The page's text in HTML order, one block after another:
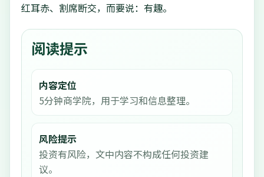
红耳赤、割席断交，而要说：有趣。
阅读提示
内容定位
5分钟商学院，用于学习和信息整理。
风险提示
投资有风险，文中内容不构成任何投资建
议。